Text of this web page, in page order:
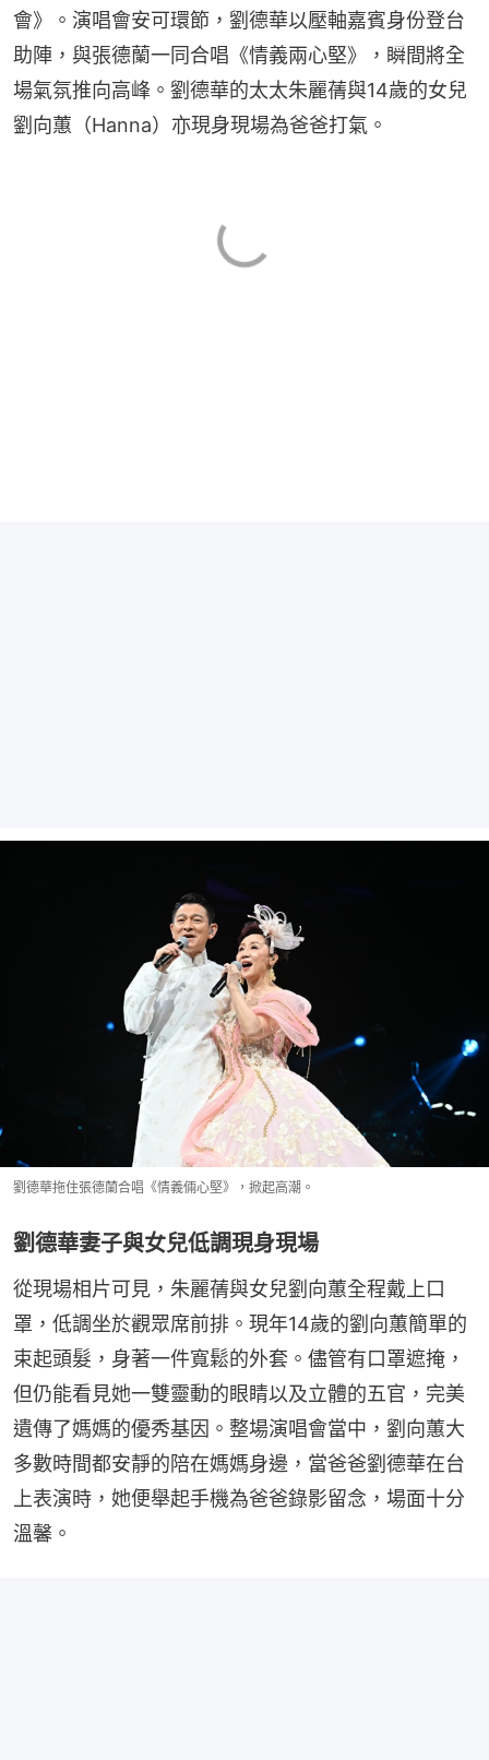
會》。演唱會安可環節，劉德華以壓軸嘉賓身份登台
助陣，與張德蘭一同合唱《情義兩心堅》，瞬間將全
場氣氛推向高峰。劉德華的太太朱麗蒨與14歲的女兒
劉向蕙（Hanna）亦現身現場為爸爸打氣。
劉德華拖住張德蘭合唱《情義倆心堅》，掀起高潮。
劉德華妻子與女兒低調現身現場
從現場相片可見，朱麗蒨與女兒劉向蕙全程戴上口
罩，低調坐於觀眾席前排。現年14歲的劉向蕙簡單的
束起頭髮，身著一件寬鬆的外套。儘管有口罩遮掩，
但仍能看見她一雙靈動的眼睛以及立體的五官，完美
遺傳了媽媽的優秀基因。整場演唱會當中，劉向蕙大
多數時間都安靜的陪在媽媽身邊，當爸爸劉德華在台
上表演時，她便舉起手機為爸爸錄影留念，場面十分
溫馨。